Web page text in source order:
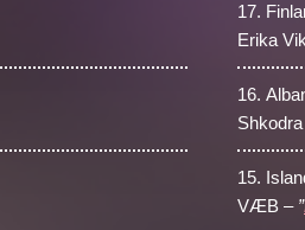
17.
Erika
16.
15.
VÆB – ”